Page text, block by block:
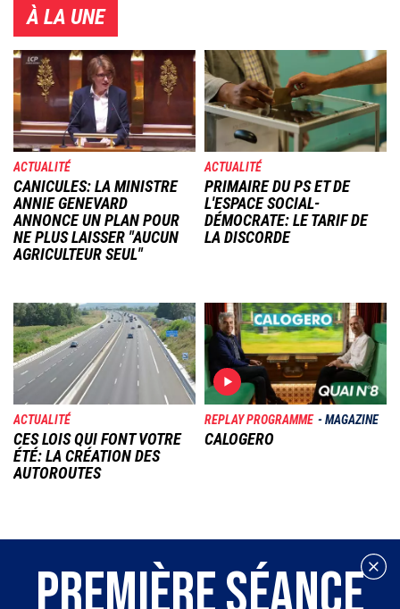
À LA UNE
Image
ACTUALITÉ
CANICULES: LA MINISTRE
ANNIE GENEVARD
ANNONCE UN PLAN POUR
NE PLUS LAISSER "AUCUN
AGRICULTEUR SEUL"
Image
ACTUALITÉ
PRIMAIRE DU PS ET DE
L'ESPACE SOCIAL-
DÉMOCRATE: LE TARIF DE
LA DISCORDE
Image
ACTUALITÉ
CES LOIS QUI FONT VOTRE
ÉTÉ: LA CRÉATION DES
AUTOROUTES
Image
REPLAY PROGRAMME MAGAZINE
CALOGERO